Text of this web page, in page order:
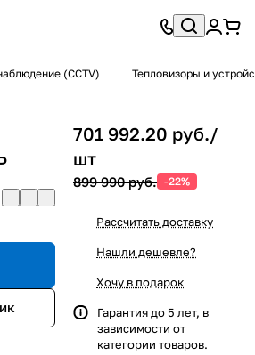
(CCTV) Тепловизоры и
701 992.20 руб./
шт
899 990 руб. -22%
Рассчитать доставку
Нашли дешевле?
Хочу в подарок
Гарантия до 5 лет, в
зависимости от
категории товаров.